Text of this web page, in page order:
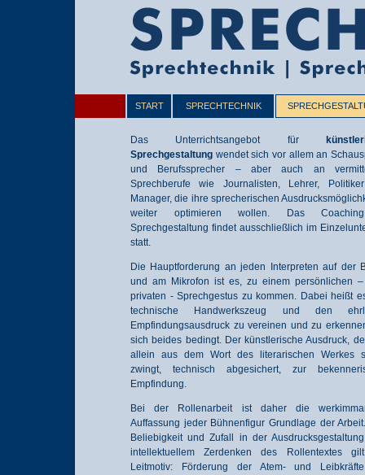
START SPRECHTECHNIK
Das Unterrichtsangebot für
Sprechgestaltung wendet sich vor allem an
und Berufssprecher – aber auch an
Sprechberufe wie Journalisten, Lehrer,
Manager, die ihre sprecherischen
weiter optimieren wollen. Das
Sprechgestaltung findet ausschließlich im
statt.
Die Hauptforderung an jeden Interpreten auf der
und am Mikrofon ist es, zu einem persönlichen
privaten - Sprechgestus zu kommen. Dabei heißt
technische Handwerkszeug und den
Empfindungsausdruck zu vereinen und zu
sich beides bedingt. Der künstlerische Ausdruck,
allein aus dem Wort des literarischen Werkes
zwingt, technisch abgesichert, zur
Empfindung.
Bei der Rollenarbeit ist daher die
Auffassung jeder Bühnenfigur Grundlage der
Beliebigkeit und Zufall in der
intellektuellem Zerdenken des Rollentextes
Leitmotiv: Förderung der Atem- und